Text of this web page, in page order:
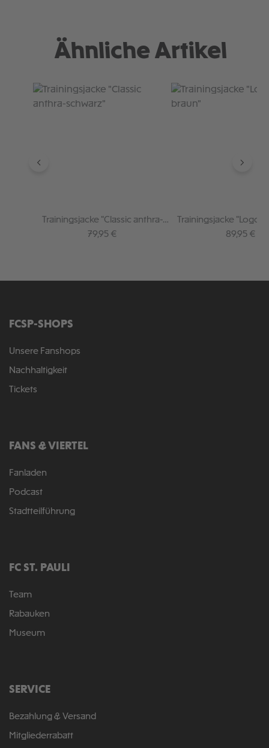
Ähnliche Artikel
Produktgalerie überspringen
Trainingsjacke "Classic anthra-
schwarz"
Regulärer Preis:
79,95 €
Trainingsjacke "Logo
Regulärer
89,95 €
FCSP-SHOPS
Unsere Fanshops
Nachhaltigkeit
Tickets
FANS & VIERTEL
Fanladen
Podcast
Stadtteilführung
FC ST. PAULI
Team
Rabauken
Museum
SERVICE
Bezahlung & Versand
Mitgliederrabatt